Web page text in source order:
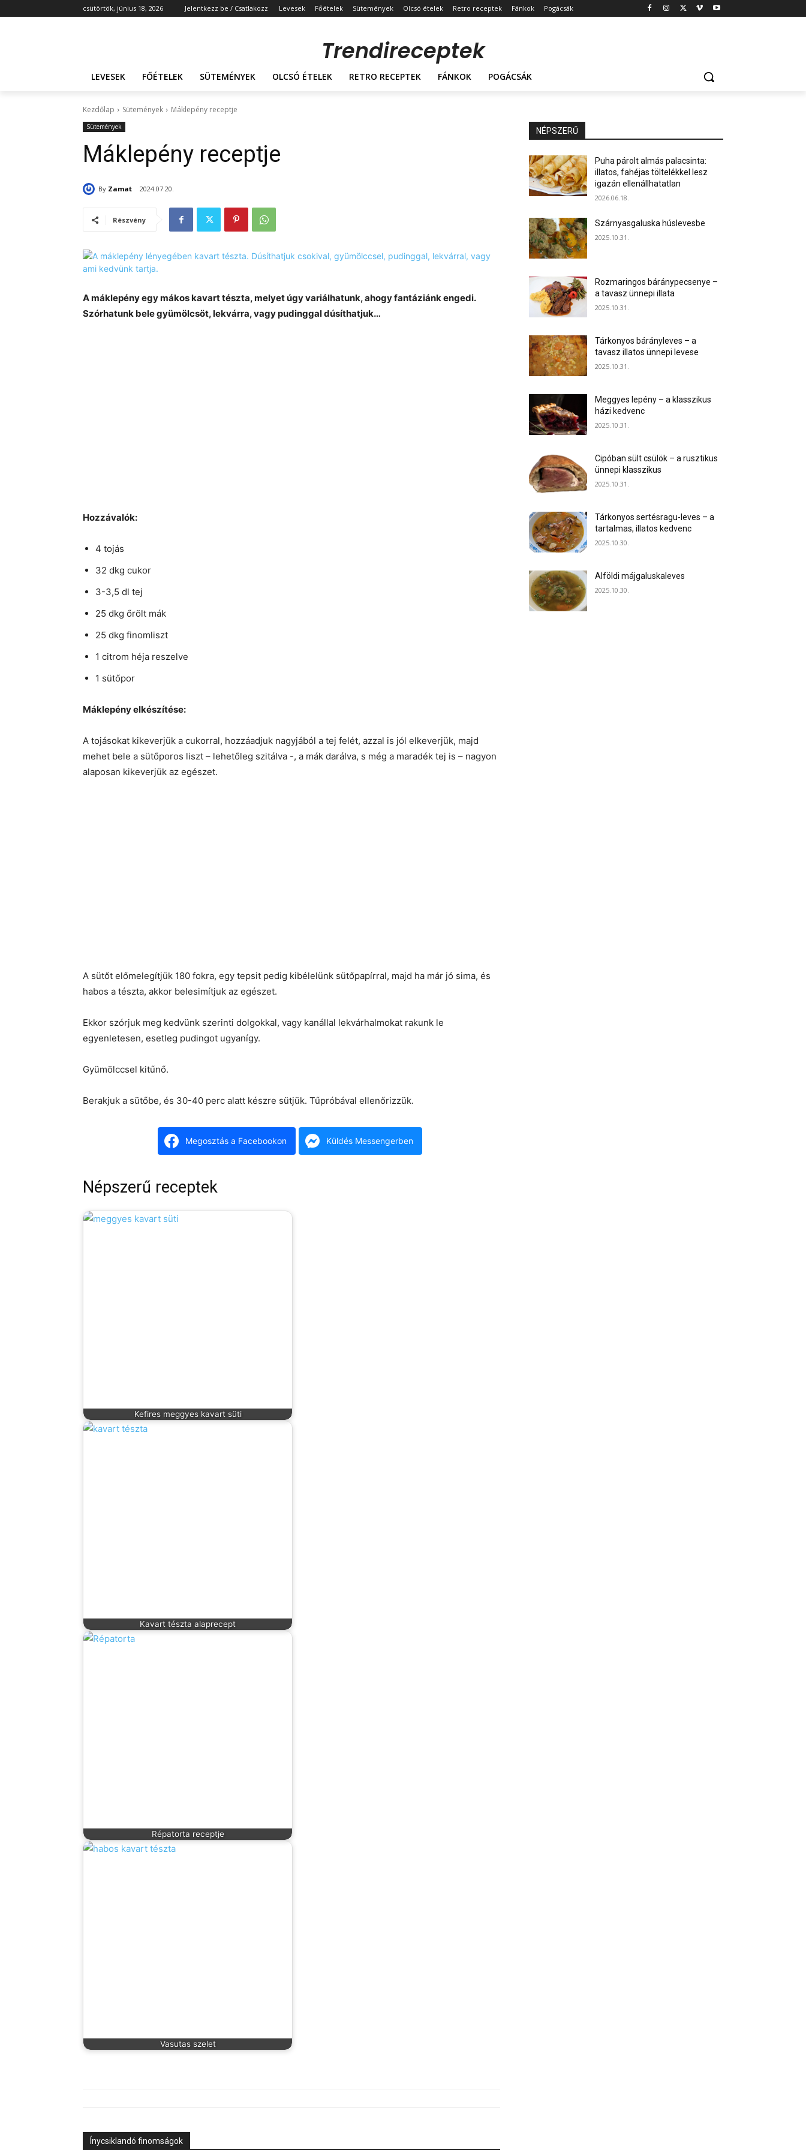
csütörtök, június 18, 2026 Jelentkezz be / Csatlakozz Levesek Főételek Sütemények Olcsó ételek Retro receptek Fánkok Pogácsák
Trendireceptek
LEVESEK FŐÉTELEK SÜTEMÉNYEK OLCSÓ ÉTELEK RETRO RECEPTEK FÁNKOK POGÁCSÁK
Kezdőlap Sütemények Máklepény receptje
Sütemények
Máklepény receptje
By Zamat 2024.07.20.
Részvény
A máklepény egy mákos kavart tészta, melyet úgy variálhatunk, ahogy fantáziánk engedi.
Szórhatunk bele gyümölcsöt, lekvárra, vagy pudinggal dúsíthatjuk…
Hozzávalók:
4 tojás
32 dkg cukor
3-3,5 dl tej
25 dkg őrölt mák
25 dkg finomliszt
1 citrom héja reszelve
1 sütőpor
Máklepény elkészítése:
A tojásokat kikeverjük a cukorral, hozzáadjuk nagyjából a tej felét, azzal is jól elkeverjük, majd
mehet bele a sütőporos liszt – lehetőleg szitálva -, a mák darálva, s még a maradék tej is – nagyon
alaposan kikeverjük az egészet.
A sütőt előmelegítjük 180 fokra, egy tepsit pedig kibélelünk sütőpapírral, majd ha már jó sima, és
habos a tészta, akkor belesimítjuk az egészet.
Ekkor szórjuk meg kedvünk szerinti dolgokkal, vagy kanállal lekvárhalmokat rakunk le
egyenletesen, esetleg pudingot ugyanígy.
Gyümölccsel kitűnő.
Berakjuk a sütőbe, és 30-40 perc alatt készre sütjük. Tűpróbával ellenőrizzük.
Megosztás a Facebookon Küldés Messengerben
Népszerű receptek
Kefires meggyes kavart süti
Kavart tészta alaprecept
Répatorta receptje
Vasutas szelet
Ínycsiklandó finomságok
NÉPSZERŰ
Puha párolt almás palacsinta:
illatos, fahéjas töltelékkel lesz
igazán ellenállhatatlan
2026.06.18.
Szárnyasgaluska húslevesbe
2025.10.31.
Rozmaringos báránypecsenye –
a tavasz ünnepi illata
2025.10.31.
Tárkonyos bárányleves – a
tavasz illatos ünnepi levese
2025.10.31.
Meggyes lepény – a klasszikus
házi kedvenc
2025.10.31.
Cipóban sült csülök – a rusztikus
ünnepi klasszikus
2025.10.31.
Tárkonyos sertésragu-leves – a
tartalmas, illatos kedvenc
2025.10.30.
Alföldi májgaluskaleves
2025.10.30.